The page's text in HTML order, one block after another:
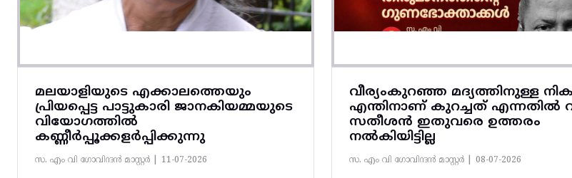
മലയാളിയുടെ എക്കാലത്തെയും
പ്രിയപ്പെട്ട പാട്ടുകാരി ജാനകിയമ്മയുടെ
വിയോഗത്തിൽ
കണ്ണീർപ്പൂക്കളർപ്പിക്കുന്നു
സ. എം വി ഗോവിന്ദൻ മാസ്റ്റർ | 11-07-2026
വീര്യംകുറഞ്ഞ മദ്യത്തിനുള്ള
എന്തിനാണ് കുറച്ചത് എന്നതിൽ
സതീശൻ ഇതുവരെ ഉത്തരം
നൽകിയിട്ടില്ല
സ. എം വി ഗോവിന്ദൻ മാസ്റ്റർ | 08-07-2026